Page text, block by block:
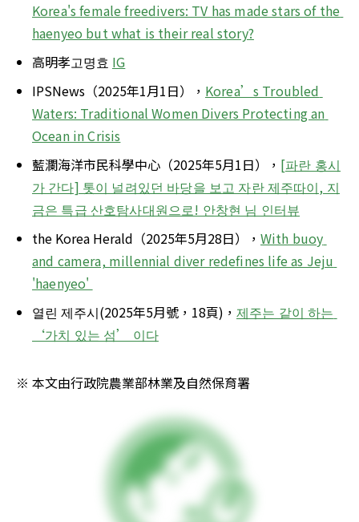
Korea's female freedivers: TV has made stars of the
haenyeo but what is their real story?
高明孝고명효 IG
IPSNews（2025年1月1日）， Korea’s Troubled
Waters: Traditional Women Divers Protecting an
Ocean in Crisis
藍瀾海洋市民科學中心（2025年5月1日）， [파란 홍시
가 간다] 톳이 널려있던 바당을 보고 자란 제주따이, 지
금은 특급 산호탐사대원으로! 안창현 님 인터뷰
the Korea Herald（2025年5月28日）， With buoy
and camera, millennial diver redefines life as Jeju
'haenyeo'
열린 제주시(2025年5月號，18頁)， 제주는 같이 하는
‘가치 있는 섬’ 이다
※ 本文由行政院農業部林業及自然保育署